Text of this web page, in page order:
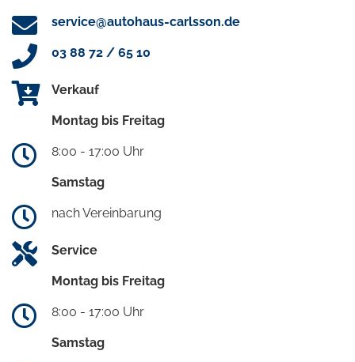
service@autohaus-carlsson.de
03 88 72 / 65 10
Verkauf
Montag bis Freitag
8:00 - 17:00 Uhr
Samstag
nach Vereinbarung
Service
Montag bis Freitag
8:00 - 17:00 Uhr
Samstag